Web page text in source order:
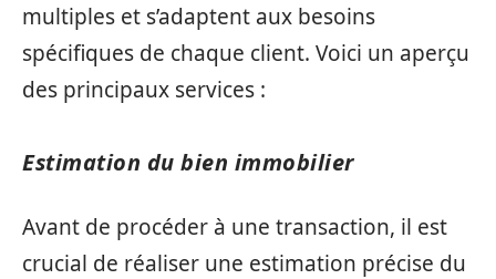
multiples et s’adaptent aux besoins
spécifiques de chaque client. Voici un aperçu
des principaux services :
Estimation du bien immobilier
Avant de procéder à une transaction, il est
crucial de réaliser une estimation précise du